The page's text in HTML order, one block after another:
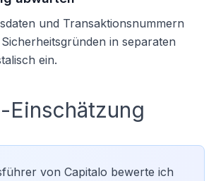
und Transaktionsnummern
in separaten
ein.
Einschätzung
von Capitalo bewerte ich